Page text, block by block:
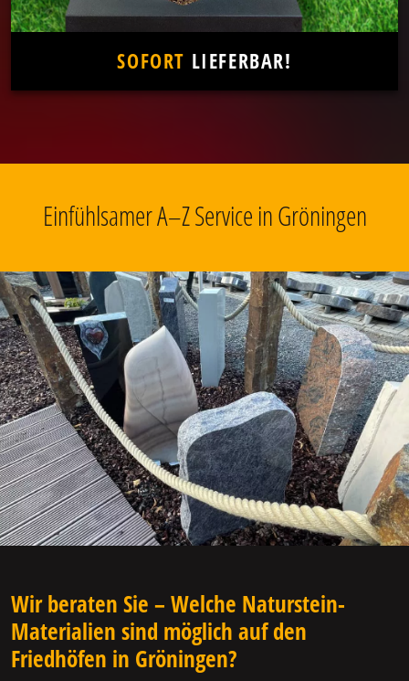
SOFORT LIEFERBAR!
Einfühlsamer A–Z Service in Gröningen
Wir beraten Sie – Welche Naturstein-
Materialien sind möglich auf den
Friedhöfen in Gröningen?